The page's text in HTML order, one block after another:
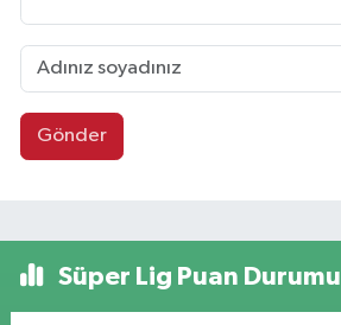
Gönder
Süper Lig Puan Durumu